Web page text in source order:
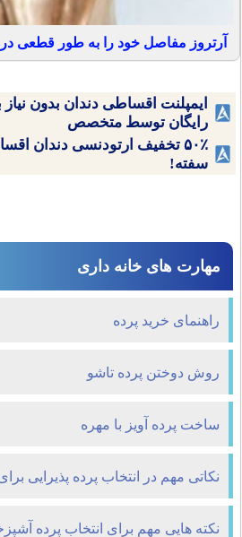
آرتروز مفاصل خود را به طور قطعی
ایمپلنت اقساطی دندان بدون
رایگان توسط متخصص
۵۰٪ تخفیف ارتودنسی دندان
سفته!
مهارت های خانه داری
راهنمای خرید پرده
روش دوختن پرده تاشو
ساخت پرده آویز با مهره
نکاتی مهم در انتخاب پرده پذیرایی
نکته هایی مهم برای انتخاب پرده